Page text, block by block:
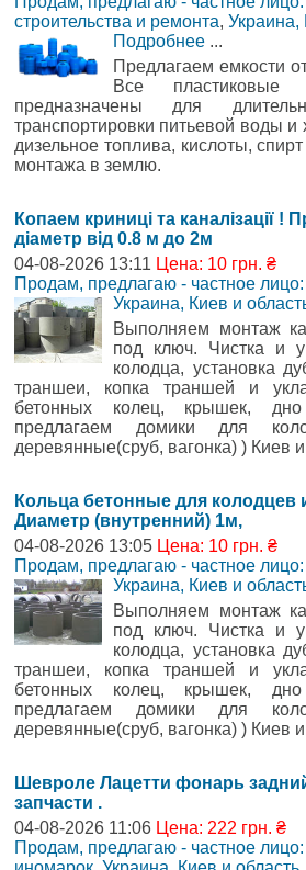
строительства и ремонта, Украина,
Подробнее ...
Предлагаем емкости
Все
предназначены для
транспортировки питьевой воды и
дизельное топлива, кислоты,
монтажа в землю.
Копаем криниці та каналізації !
діаметр від 0.8 м до 2м
04-08-2026 13:11 Цена: 10 грн. ₴
Продам, предлагаю - частное
Украина, Киев и
Выполняем монтаж
под ключ. Чистка и
колодца, установка
траншеи, копка траншей и
бетонных колец, крышек,
предлагаем домики для
деревянные(сруб, вагонка) ) Киев и
Кольца бетонные для
Диаметр (внутренний) 1м,
04-08-2026 13:05 Цена: 10 грн. ₴
Продам, предлагаю - частное
Украина, Киев и
Выполняем монтаж
под ключ. Чистка и
колодца, установка
траншеи, копка траншей и
бетонных колец, крышек,
предлагаем домики для
деревянные(сруб, вагонка) ) Киев и
Шевроле Лацетти фонарь
запчасти .
04-08-2026 11:06 Цена: 222 грн. ₴
Продам, предлагаю - частное